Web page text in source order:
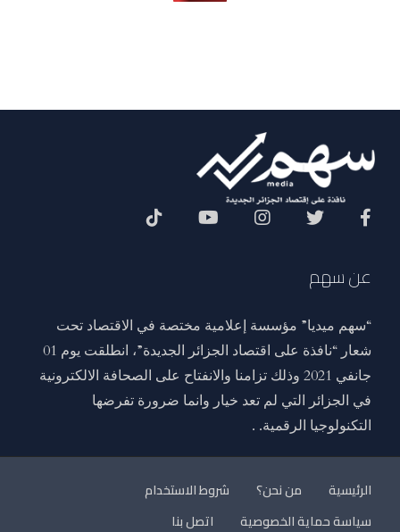
عن سهم
“سهم ميديا” مؤسسة إعلامية مختصة في الاقتصاد تحت
شعار “نافذة على اقتصاد الجزائر الجديدة”، انطلقت يوم 01
جانفي 2021 وذلك تزامنا والانفتاح على الصحافة الالكترونية
في الجزائر التي لم تعد خيار وانما ضرورة تفرضها
التكنولوجيا الرقمية. .
الرئيسية من نحن؟
شروط الاستخدام
سياسة حماية الخصوصية
اتصل بنا